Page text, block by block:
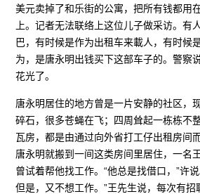
美元卖掉了和乐街的公寓，把所有钱都用
上。记者无法联络上这位儿子做采访。有
巴，有时候是作为出租车来載人，有时候
为，是唐永明出钱买下这部车子的。警察
花光了。
唐永明居住的地方曾是一片安静的社区，
碎石，很多苍蝇在飞；四周耸起一栋栋不
瓦房，都是由通过向外省打工仔出租房间
唐永明就搬到一间这类房间里居住，一名
曾试着帮他找工作。“他总是找借口，”许说
但是，又不想工作。”王先生说，每次有